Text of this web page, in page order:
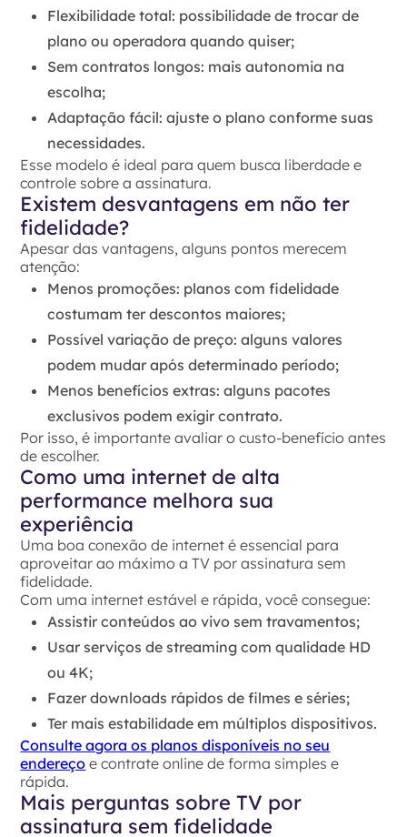
Flexibilidade total: possibilidade de trocar de
plano ou operadora quando quiser;
Sem contratos longos: mais autonomia na
escolha;
Adaptação fácil: ajuste o plano conforme suas
necessidades.
Esse modelo é ideal para quem busca liberdade e
controle sobre a assinatura.
Existem desvantagens em não ter
fidelidade?
Apesar das vantagens, alguns pontos merecem
atenção:
Menos promoções: planos com fidelidade
costumam ter descontos maiores;
Possível variação de preço: alguns valores
podem mudar após determinado período;
Menos benefícios extras: alguns pacotes
exclusivos podem exigir contrato.
Por isso, é importante avaliar o custo-benefício antes
de escolher.
Como uma internet de alta
performance melhora sua
experiência
Uma boa conexão de internet é essencial para
aproveitar ao máximo a TV por assinatura sem
fidelidade.
Com uma internet estável e rápida, você consegue:
Assistir conteúdos ao vivo sem travamentos;
Usar serviços de streaming com qualidade HD
ou 4K;
Fazer downloads rápidos de filmes e séries;
Ter mais estabilidade em múltiplos dispositivos.
Consulte agora os planos disponíveis no seu
endereço e contrate online de forma simples e
rápida.
Mais perguntas sobre TV por
assinatura sem fidelidade